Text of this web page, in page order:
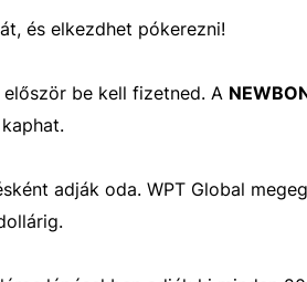
és elkezdhet pókerezni!
be kell fizetned. A
adják oda. WPT Global